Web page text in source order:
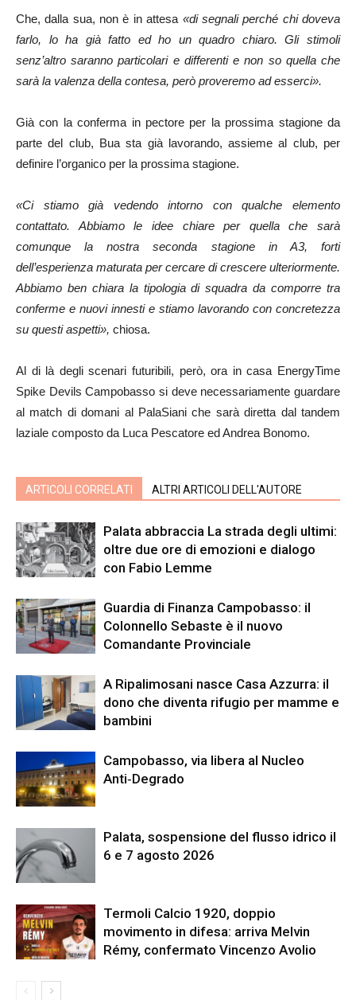
Che, dalla sua, non è in attesa «di segnali perché chi doveva
farlo, lo ha già fatto ed ho un quadro chiaro. Gli stimoli
senz’altro saranno particolari e differenti e non so quella che
sarà la valenza della contesa, però proveremo ad esserci».
Già con la conferma in pectore per la prossima stagione da
parte del club, Bua sta già lavorando, assieme al club, per
definire l’organico per la prossima stagione.
«Ci stiamo già vedendo intorno con qualche elemento
contattato. Abbiamo le idee chiare per quella che sarà
comunque la nostra seconda stagione in A3, forti
dell’esperienza maturata per cercare di crescere ulteriormente.
Abbiamo ben chiara la tipologia di squadra da comporre tra
conferme e nuovi innesti e stiamo lavorando con concretezza
su questi aspetti», chiosa.
Al di là degli scenari futuribili, però, ora in casa EnergyTime
Spike Devils Campobasso si deve necessariamente guardare
al match di domani al PalaSiani che sarà diretta dal tandem
laziale composto da Luca Pescatore ed Andrea Bonomo.
ARTICOLI CORRELATI ALTRI ARTICOLI DELL'AUTORE
Palata abbraccia La strada degli ultimi:
oltre due ore di emozioni e dialogo
con Fabio Lemme
Guardia di Finanza Campobasso: il
Colonnello Sebaste è il nuovo
Comandante Provinciale
A Ripalimosani nasce Casa Azzurra: il
dono che diventa rifugio per mamme e
bambini
Campobasso, via libera al Nucleo
Anti‑Degrado
Palata, sospensione del flusso idrico il
6 e 7 agosto 2026
Termoli Calcio 1920, doppio
movimento in difesa: arriva Melvin
Rémy, confermato Vincenzo Avolio